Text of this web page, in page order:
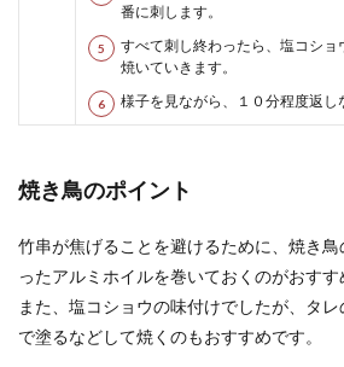
番に刺します。
すべて刺し終わったら、塩コシ
焼いていきます。
様子を見ながら、１０分程度返し
焼き鳥のポイント
竹串が焦げることを避けるために、焼き
ったアルミホイルを巻いておくのがおすす
また、塩コショウの味付けでしたが、タ
で塗るなどして焼くのもおすすめです。